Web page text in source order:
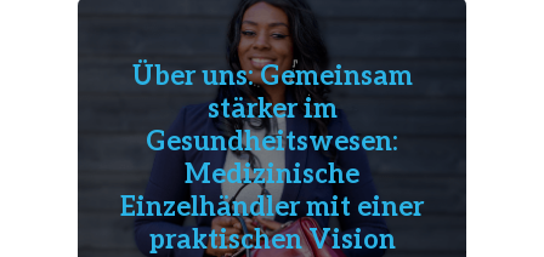
Über uns: Gemeinsam
stärker im
Gesundheitswesen:
Medizinische
Einzelhändler mit einer
praktischen Vision